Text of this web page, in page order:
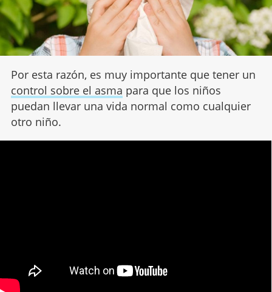
Por esta razón, es muy importante que tener un
control sobre el asma para que los niños
puedan llevar una vida normal como cualquier
otro niño.